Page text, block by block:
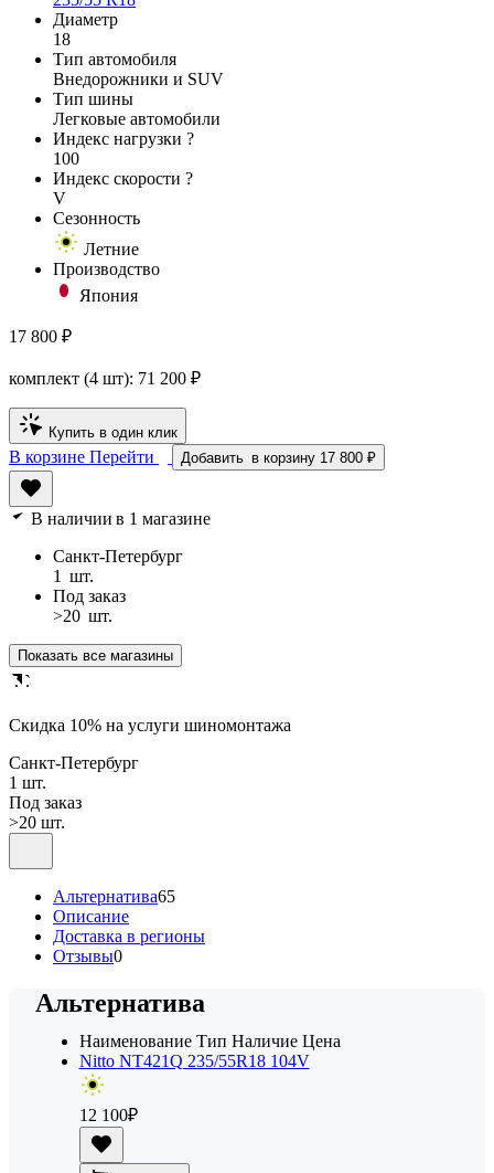
Диаметр
18
Тип автомобиля
Внедорожники и SUV
Тип шины
Легковые автомобили
Индекс нагрузки ?
100
Индекс скорости ?
V
Сезонность
Летние
Производство
Япония
17 800 ₽
комплект (4 шт): 71 200 ₽
Купить в один клик
В корзине Перейти Добавить в корзину 17 800 ₽
В наличии в 1 магазине
Санкт-Петербург
1 шт.
Под заказ
>20 шт.
Показать все магазины
Cкидка 10% на услуги шиномонтажа
Санкт-Петербург
1 шт.
Под заказ
>20 шт.
Альтернатива65
Описание
Доставка в регионы
Отзывы0
Альтернатива
Наименование Тип Наличие Цена
Nitto NT421Q 235/55R18 104V
12 100₽